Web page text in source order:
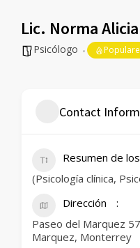
Lic. Norma
Psicólogo
Contact
Resumen de
(Psicología clínica,
Dirección
Paseo del Marquez
Marquez, Monterrey